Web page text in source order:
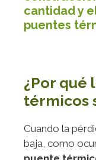
cantidad y
puentes
¿Por qué
térmicos
Cuando la
baja, como